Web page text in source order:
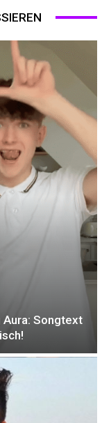
Aura: Songtext